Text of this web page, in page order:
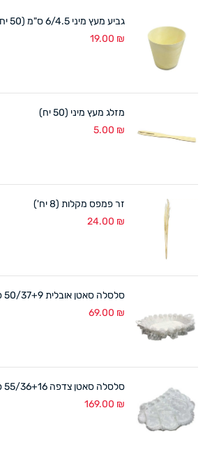
גביע מעץ מיני 6/4.5 ס"מ (50 יח')
19.00 ₪
מזלג מעץ מיני (50 יח)
5.00 ₪
זר פמפס מקלות (8 יח')
24.00 ₪
סלסלה סאטן אובלית 50/37+9 ס"מ לבן
69.00 ₪
סלסלה סאטן צדפה 55/36+16 ס"מ לבן
169.00 ₪